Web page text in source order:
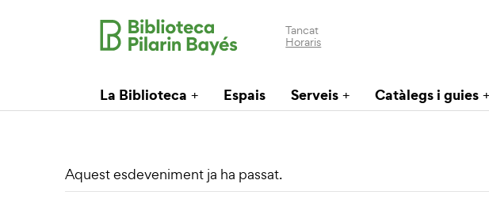
Tancat
Horaris
La Biblioteca Espais Serveis Catàlegs i guies
Aquest esdeveniment ja ha passat.